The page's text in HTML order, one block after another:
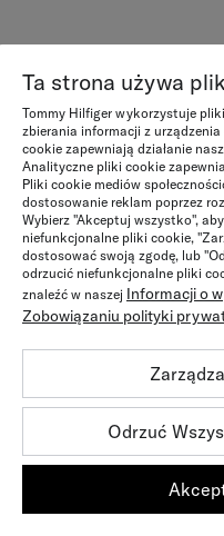
LABEL (XS - XL)
US SIZE
UK SIZE
IT + FR SIZE
EU SIZE
KLATKA PIERSIOWA
Ta strona używa
Tommy Hilfiger wykorzystuje
zbierania informacji z
cookie zapewniają działanie
Analityczne pliki cookie
Pliki cookie mediów
dostosowanie reklam poprzez
Wybierz "Akceptuj wszystko",
niefunkcjonalne pliki cookie,
dostosować swoją zgodę, lub
odrzucić niefunkcjonalne pliki
znaleźć w naszej Informacji o
Zobowiązaniu polityki
Odrzuć